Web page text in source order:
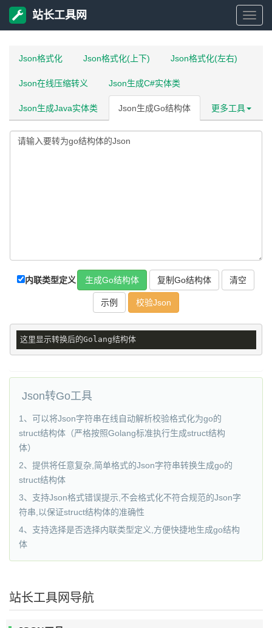
站
站长工具网
Json格式化 Json格式化(上下) Json格式化(左右)
Json在线压缩转义 Json生成C#实体类
Json生成Java实体类 Json生成Go结构体 更多工具
内联类型定义 复制Go结构体
校验Json
这里显示转换后的Golang结构体
Json转Go工具
1、可以将Json字符串在线自动解析校验格式化为go的
struct结构体（严格按照Golang标准执行生成struct结构
体）
2、提供将任意复杂,简单格式的Json字符串转换生成go的
struct结构体
3、支持Json格式错误提示,不会格式化不符合规范的Json字
符串,以保证struct结构体的准确性
4、支持选择是否选择内联类型定义,方便快捷地生成go结构
体
站长工具网导航